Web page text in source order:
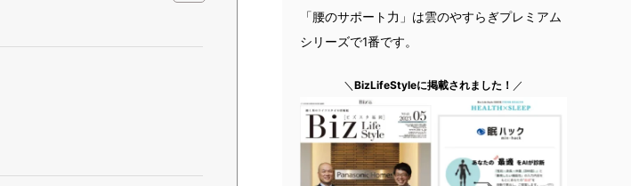
「腰のサポート力」は雲のやすらぎプレミアム
シリーズで1番です。
＼ BizLifeStyleに掲載されました！ ／